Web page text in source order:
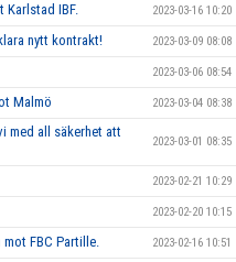
Karlstad IBF. 2023-03-16 10:20
nytt kontrakt! 2023-03-09 08:08
2023-03-06 08:54
Malmö 2023-03-04 08:38
med all säkerhet att
2023-03-01 08:35
2023-02-21 10:29
2023-02-20 10:15
FBC Partille. 2023-02-16 10:51